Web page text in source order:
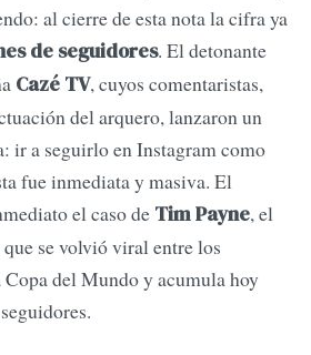
al cierre de esta nota la cifra ya
de seguidores. El detonante
Cazé TV, cuyos comentaristas,
del arquero, lanzaron un
ir a seguirlo en Instagram como
fue inmediata y masiva. El
el caso de Tim Payne, el
se volvió viral entre los
Copa del Mundo y acumula hoy